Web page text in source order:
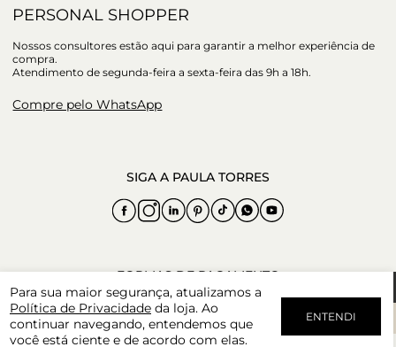
Para sua maior segurança, atualizamos a
Política de Privacidade da loja. Ao
continuar navegando, entendemos que
você está ciente e de acordo com elas.
ENTENDI
PERSONAL SHOPPER
Nossos consultores estão aqui para garantir a melhor experiência de
compra.
Atendimento de segunda-feira a sexta-feira das 9h a 18h.
Compre pelo WhatsApp